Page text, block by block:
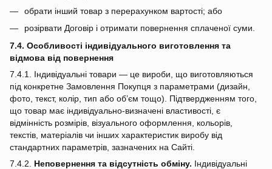
обрати інший товар з перерахунком вартості; або
розірвати Договір і отримати повернення сплаченої суми.
7.4. Особливості індивідуального виготовлення та
відмова від повернення
7.4.1. Індивідуальні товари — це вироби, що виготовляються
під конкретне Замовлення Покупця з параметрами (дизайн,
фото, текст, колір, тип або об’єм тощо). Підтвердженням того,
що товар має індивідуально‑визначені властивості, є
відмінність розмірів, візуального оформлення, кольорів,
текстів, матеріалів чи інших характеристик виробу від
стандартних параметрів, зазначених на Сайті.
7.4.2. Неповернення та відсутність обміну. Індивідуальні